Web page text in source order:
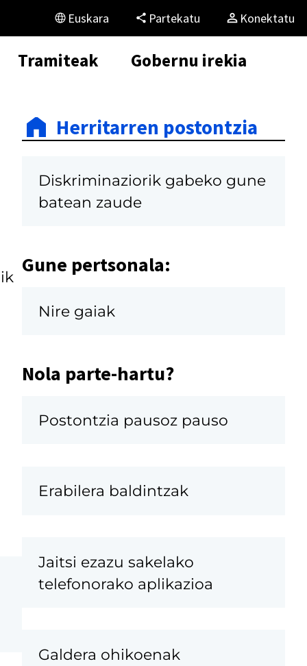
Euskara Partekatu Konektatu
Tramiteak Gobernu irekia
Herritarren postontzia
Diskriminaziorik gabeko gune
batean zaude
Gune pertsonala:
Nire gaiak
Nola parte-hartu?
Postontzia pausoz pauso
Erabilera baldintzak
Jaitsi ezazu sakelako
telefonorako aplikazioa
Galdera ohikoenak